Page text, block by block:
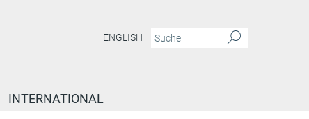
ENGLISH
INTERNATIONAL